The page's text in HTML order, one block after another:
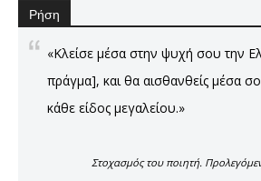
Ρήση
«Κλείσε μέσα στην ψυχή σου την
πράγμα], και θα αισθανθείς μέσα
κάθε είδος μεγαλείου.»
Στοχασμός του ποιητή.